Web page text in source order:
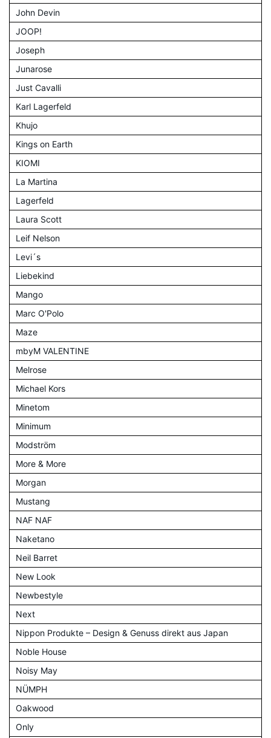
John Devin
JOOP!
Joseph
Junarose
Just Cavalli
Karl Lagerfeld
Khujo
Kings on Earth
KIOMI
La Martina
Lagerfeld
Laura Scott
Leif Nelson
Levi´s
Liebekind
Mango
Marc O'Polo
Maze
mbyM VALENTINE
Melrose
Michael Kors
Minetom
Minimum
Modström
More & More
Morgan
Mustang
NAF NAF
Naketano
Neil Barret
New Look
Newbestyle
Next
Nippon Produkte – Design & Genuss direkt aus Japan
Noble House
Noisy May
NÜMPH
Oakwood
Only